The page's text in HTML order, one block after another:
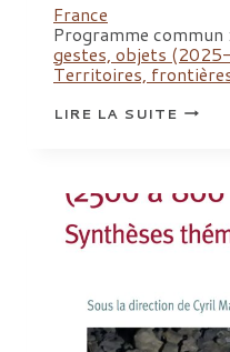
France
Programme commun :
gestes, objets
Territoires,
LIRE LA SUITE
DE
DES
PARIS
1-
JOB
–